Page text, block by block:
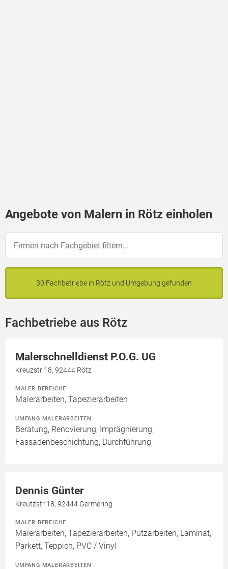
Angebote von Malern in Rötz einholen
30 Fachbetriebe in Rötz und Umgebung gefunden
Fachbetriebe aus Rötz
Malerschnelldienst P.O.G. UG
Kreuzstr 18, 92444 Rötz
MALER BEREICHE
Malerarbeiten, Tapezierarbeiten
UMFANG MALERARBEITEN
Beratung, Renovierung, Imprägnierung,
Fassadenbeschichtung, Durchführung
Dennis Günter
Kreutzstr 18, 92444 Germering
MALER BEREICHE
Malerarbeiten, Tapezierarbeiten, Putzarbeiten, Laminat,
Parkett, Teppich, PVC / Vinyl
UMFANG MALERARBEITEN